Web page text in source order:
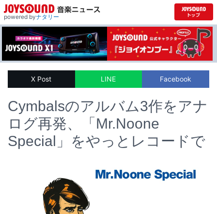
powered byナタリー
X Post LINE Facebook
Cymbalsのアルバム3作をアナ
ログ再発、「Mr.Noone
Special」をやっとレコードで